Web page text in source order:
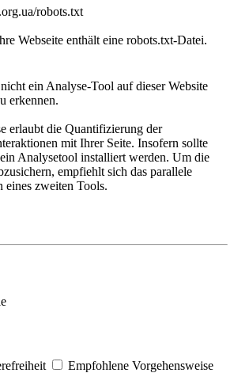
robots.txt
Webseite enthält eine robots.txt-Datei.
ein Analyse-Tool auf dieser Website
erkennen.
erlaubt die Quantifizierung der
mit Ihrer Seite. Insofern sollte
Analysetool installiert werden. Um die
empfiehlt sich das parallele
eines zweiten Tools.
Empfohlene Vorgehensweise